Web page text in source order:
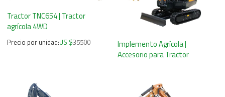
Tractor TNC654 | Tractor
agrícola 4WD
Precio por unidad:US $35500
Implemento Agrícola |
Accesorio para Tractor